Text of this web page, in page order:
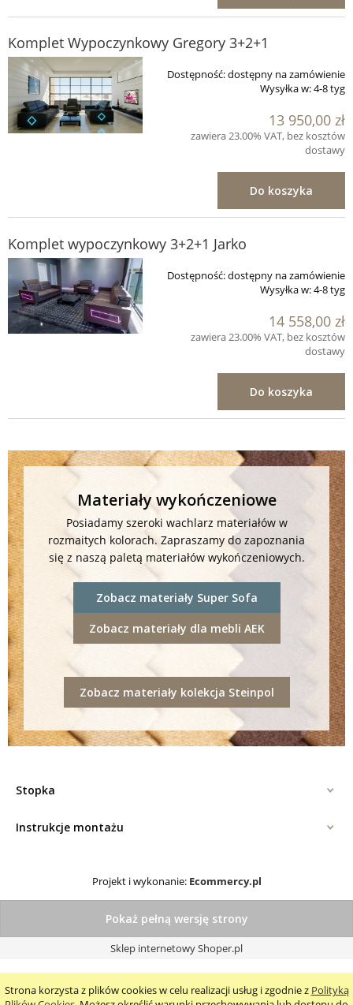
Strona korzysta z plików cookies w celu realizacji usług i zgodnie z Polityką
Komplet Wypoczynkowy Gregory 3+2+1
Dostępność:dostępny na zamówienie
Wysyłka w:4-8 tyg
13 950,00 zł
zawiera 23.00% VAT, bez kosztów
dostawy
Do koszyka
Komplet wypoczynkowy 3+2+1 Jarko
Dostępność:dostępny na zamówienie
Wysyłka w:4-8 tyg
14 558,00 zł
zawiera 23.00% VAT, bez kosztów
dostawy
Do koszyka
Materiały wykończeniowe
Posiadamy szeroki wachlarz materiałów w
rozmaitych kolorach. Zapraszamy do zapoznania
się z naszą paletą materiałów wykończeniowych.
Zobacz materiały Super Sofa
Zobacz materiały dla mebli AEK
Zobacz materiały kolekcja Steinpol
Stopka
Instrukcje montażu
Projekt i wykonanie: Ecommercy.pl
Pokaż pełną wersję strony
Sklep internetowy Shoper.pl